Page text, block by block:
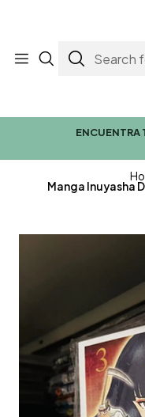
ENCUENTRA
Manga Inuyasha